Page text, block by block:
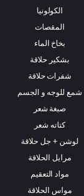
الكولونيا
المقصات
بخاخ الماء
بشكير حلاقة
شفرات حلاقة
شمع للوجه و الجسم
صبغة شعر
كتاته شعر
لوشن + جل حلاقة
مرايل الحلاقة
مواد التعقيم
مواس الحلاقة